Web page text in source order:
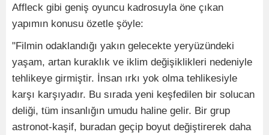
Affleck gibi geniş oyuncu kadrosuyla öne çıkan
yapımın konusu özetle şöyle:
"Filmin odaklandığı yakın gelecekte yeryüzündeki
yaşam, artan kuraklık ve iklim değişiklikleri nedeniyle
tehlikeye girmiştir. İnsan ırkı yok olma tehlikesiyle
karşı karşıyadır. Bu sırada yeni keşfedilen bir solucan
deliği, tüm insanlığın umudu haline gelir. Bir grup
astronot-kaşif, buradan geçip boyut değiştirerek daha